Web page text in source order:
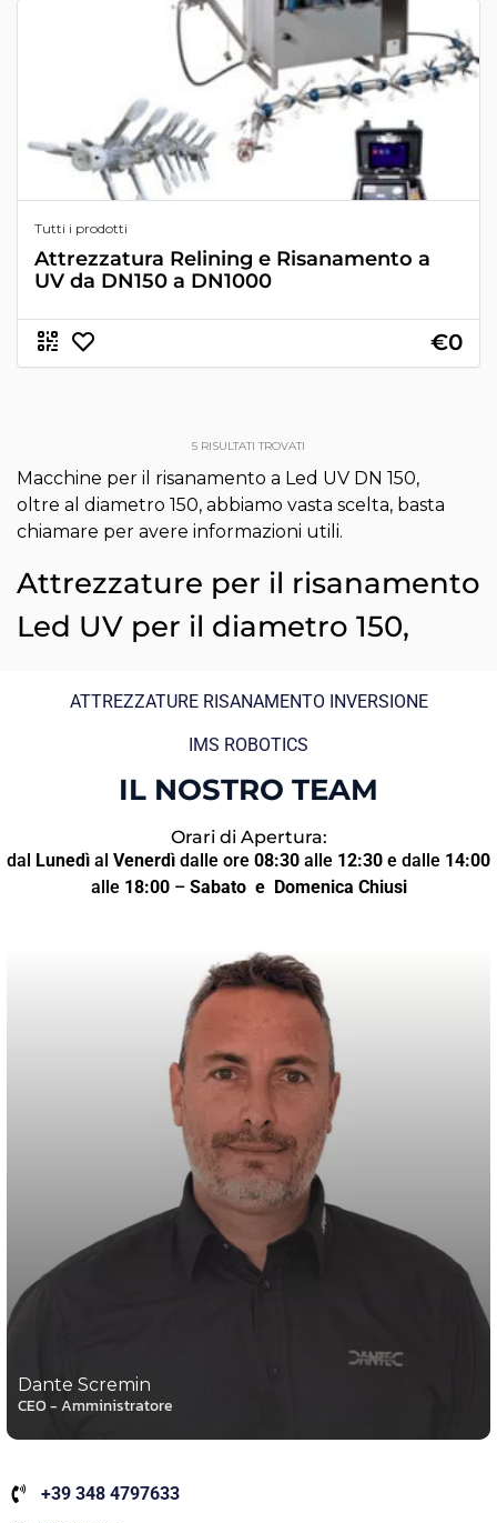
Tutti i prodotti
Attrezzatura Relining e Risanamento a
UV da DN150 a DN1000
€0
5 RISULTATI TROVATI
Macchine per il risanamento a Led UV DN 150,
oltre al diametro 150, abbiamo vasta scelta, basta
chiamare per avere informazioni utili.
Attrezzature per il risanamento
Led UV per il diametro 150,
ATTREZZATURE RISANAMENTO INVERSIONE
IMS ROBOTICS
IL NOSTRO TEAM
Orari di Apertura:
dal Lunedì al Venerdì dalle ore 08:30 alle 12:30 e dalle 14:00
alle 18:00– Sabato e Domenica Chiusi
Dante Scremin
CEO - Amministratore
+39 348 4797633